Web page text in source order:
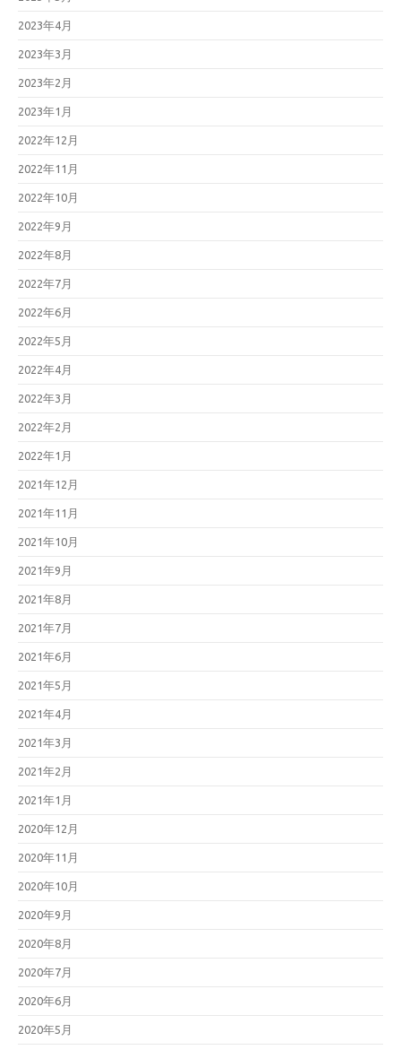
2023年4月
2023年3月
2023年2月
2023年1月
2022年12月
2022年11月
2022年10月
2022年9月
2022年8月
2022年7月
2022年6月
2022年5月
2022年4月
2022年3月
2022年2月
2022年1月
2021年12月
2021年11月
2021年10月
2021年9月
2021年8月
2021年7月
2021年6月
2021年5月
2021年4月
2021年3月
2021年2月
2021年1月
2020年12月
2020年11月
2020年10月
2020年9月
2020年8月
2020年7月
2020年6月
2020年5月